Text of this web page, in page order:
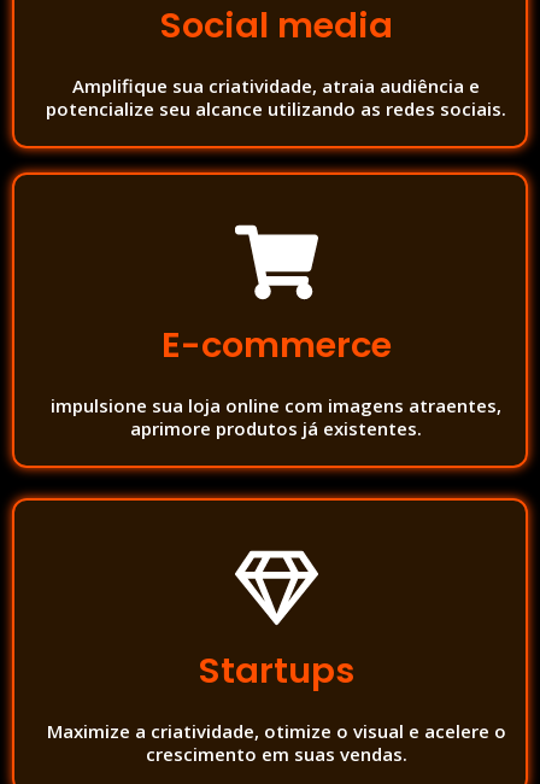
Social media
Amplifique sua criatividade, atraia audiência e
potencialize seu alcance utilizando as redes sociais.
E-commerce
impulsione sua loja online com imagens atraentes,
aprimore produtos já existentes.
Startups
Maximize a criatividade, otimize o visual e acelere o
crescimento em suas vendas.